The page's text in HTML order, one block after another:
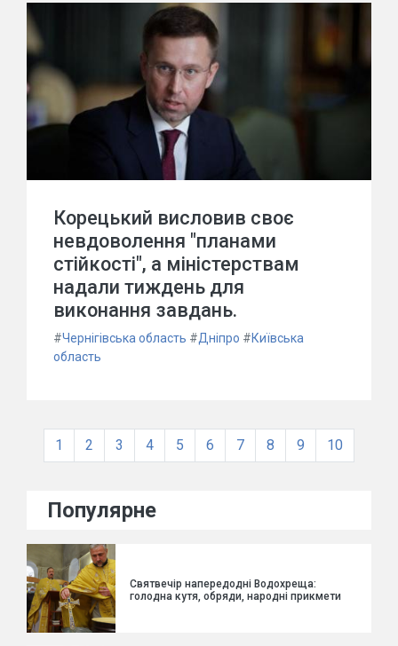
Корецький висловив своє
невдоволення "планами
стійкості", а міністерствам
надали тиждень для
виконання завдань.
#Чернігівська область #Дніпро #Київська
область
1 2 3 4 5 6 7 8 9 10
Популярне
Святвечір напередодні Водохреща:
голодна кутя, обряди, народні прикмети